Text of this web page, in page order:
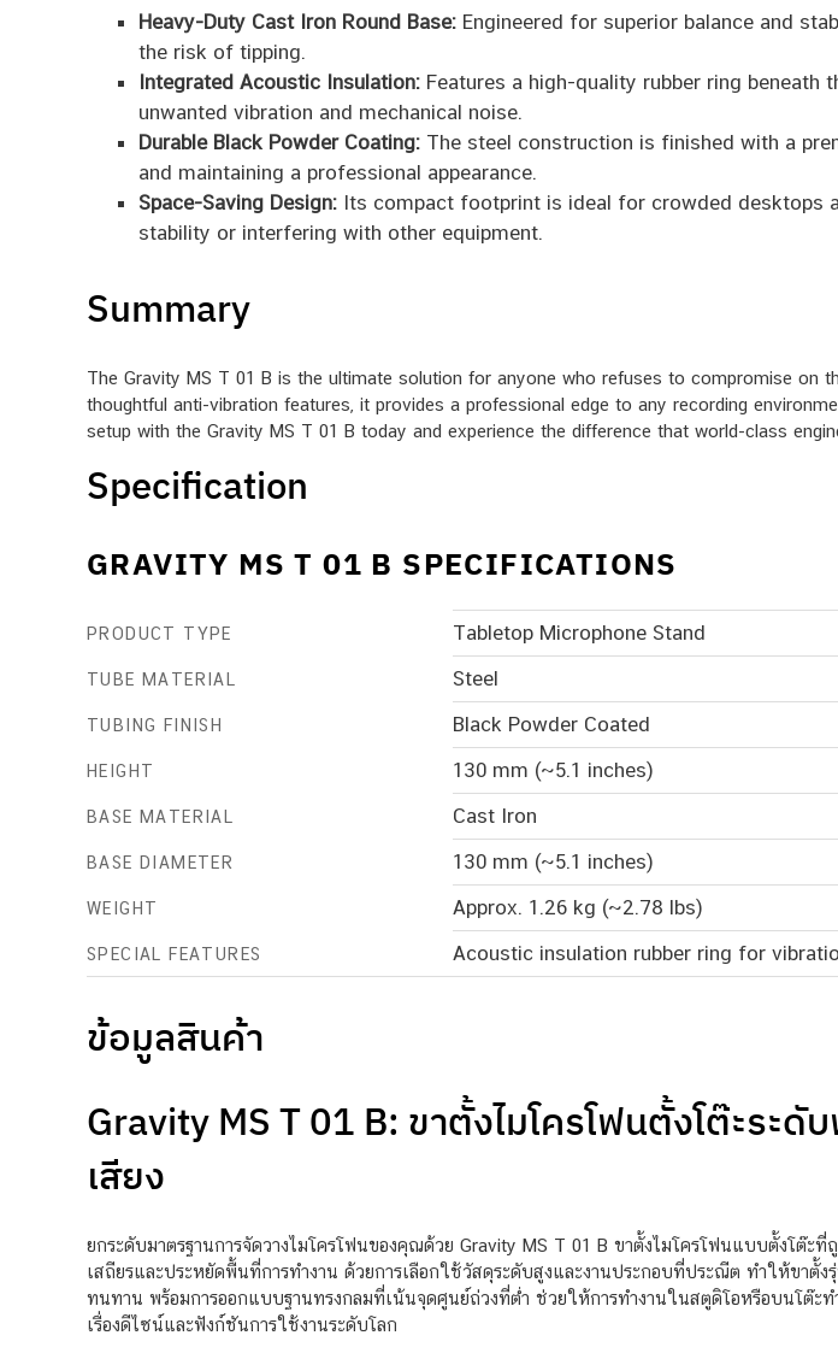
Heavy-Duty Cast Iron Round Base:Engineered for superior balance and
the risk of tipping.
Integrated Acoustic Insulation:Features a high-quality rubber ring beneath
unwanted vibration and mechanical noise.
Durable Black Powder Coating:The steel construction is finished with a
and maintaining a professional appearance.
Space-Saving Design:Its compact footprint is ideal for crowded desktops
stability or interfering with other equipment.
Summary
The Gravity MS T 01 B is the ultimate solution for anyone who refuses to compromise on
thoughtful anti-vibration features, it provides a professional edge to any recording
setup with the Gravity MS T 01 B today and experience the difference that world-class
Specification
GRAVITY MS T 01 B SPECIFICATIONS
PRODUCT TYPE Tabletop Microphone Stand
TUBE MATERIAL Steel
TUBING FINISH Black Powder Coated
HEIGHT 130 mm (~5.1 inches)
BASE MATERIAL Cast Iron
BASE DIAMETER 130 mm (~5.1 inches)
WEIGHT Approx. 1.26 kg (~2.78 lbs)
SPECIAL FEATURES Acoustic insulation rubber ring for
ข้อมูลสินค้า
Gravity MS T 01 B: ขาตั้งไมโครโฟนตั้งโต๊ะระ
เสียง
ยกระดับมาตรฐานการจัดวางไมโครโฟนของคุณด้วย Gravity MS T 01 B ขาตั้งไมโครโฟนแบบตั้งโต๊
เสถียรและประหยัดพื้นที่การทำงาน ด้วยการเลือกใช้วัสดุระดับสูงและงานประกอบที่ประณีต ทำให้ขาตั้
ทนทาน พร้อมการออกแบบฐานทรงกลมที่เน้นจุดศูนย์ถ่วงที่ต่ำ ช่วยให้การทำงานในสตูดิโอหรือบนโต๊
เรื่องดีไซน์และฟังก์ชันการใช้งานระดับโลก